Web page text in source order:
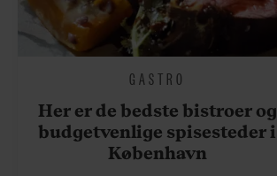
GASTRO
Her er de bedste bistroer og
budgetvenlige spisesteder i
København